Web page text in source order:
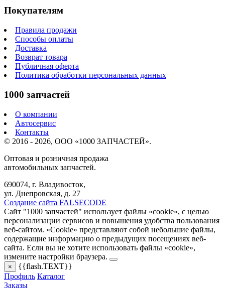
Покупателям
Правила продажи
Способы оплаты
Доставка
Возврат товара
Публичная оферта
Политика обработки персональных данных
1000 запчастей
О компании
Автосервис
Контакты
© 2016 - 2026, ООО «1000 ЗАПЧАСТЕЙ».
Оптовая и розничная продажа
автомобильных запчастей.
690074, г. Владивосток,
ул. Днепровская, д. 27
Создание сайта FALSECODE
Сайт "1000 запчастей" использует файлы «cookie», с целью
персонализации сервисов и повышения удобства пользования
веб-сайтом. «Cookie» представляют собой небольшие файлы,
содержащие информацию о предыдущих посещениях веб-
сайта. Если вы не хотите использовать файлы «cookie»,
измените настройки браузера.
×
{{flash.TEXT}}
Профиль Каталог
Заказы